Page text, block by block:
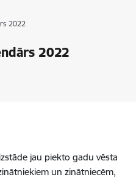
2022
2022
jau piekto gadu vēsta
un zinātniecēm,